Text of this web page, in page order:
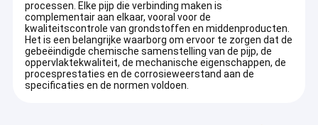
processen. Elke pijp die verbinding maken is
complementair aan elkaar, vooral voor de
kwaliteitscontrole van grondstoffen en middenproducten.
Het is een belangrijke waarborg om ervoor te zorgen dat de
gebeëindigde chemische samenstelling van de pijp, de
oppervlaktekwaliteit, de mechanische eigenschappen, de
procesprestaties en de corrosieweerstand aan de
specificaties en de normen voldoen.